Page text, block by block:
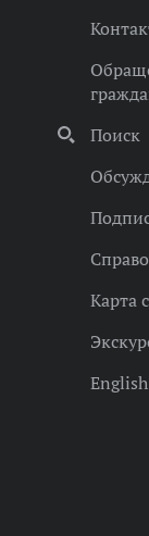
Поиск
Карта
English